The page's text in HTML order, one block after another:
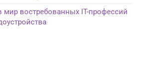
мир востребованных IT-профессий